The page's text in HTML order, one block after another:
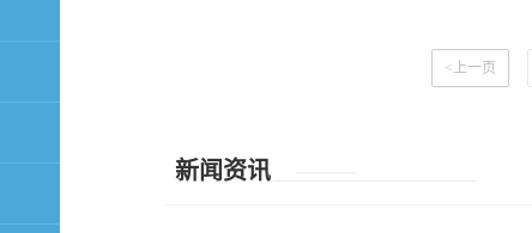
<上一页
新闻资讯